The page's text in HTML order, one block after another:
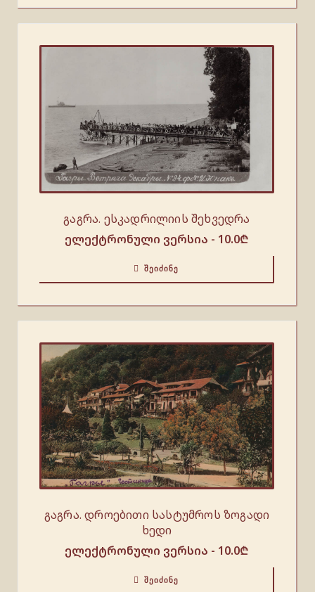
გაგრა. ესკადრილიის შეხვედრა
ელექტრონული ვერსია - 10.0₾
ᲨᲔᲘᲫᲘᲜᲔ
გაგრა. დროებითი სასტუმროს ზოგადი
ხედი
ელექტრონული ვერსია - 10.0₾
ᲨᲔᲘᲫᲘᲜᲔ